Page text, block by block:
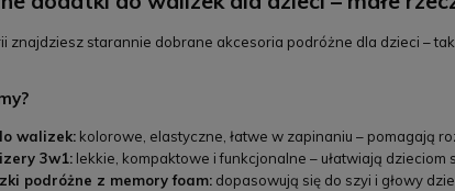
znajdziesz starannie dobrane akcesoria podróżne dla dzieci –
walizek: kolorowe, elastyczne, łatwe w zapinaniu – pomagają
3w1: lekkie, kompaktowe i funkcjonalne – ułatwiają
podróżne z memory foam: dopasowują się do szyi i głowy